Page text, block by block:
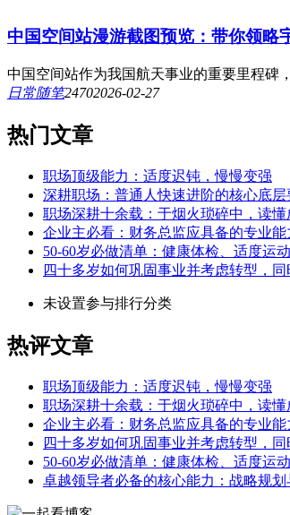
中国空间站漫游截图预览：带你领略
中国空间站作为我国航天事业的重要里程碑
日常随笔24702026-02-27
热门文章
职场顶级能力：适度迟钝，慢慢变强
深耕职场：普通人快速进阶的核心底层
职场深耕十余载：于烟火琐碎中，读
企业主必看：财务总监应具备的专业能
50-60岁必做清单：健康体检、适度运
四十多岁如何巩固事业并考虑转型，同
未设置参与排行分类
热评文章
职场顶级能力：适度迟钝，慢慢变强
职场深耕十余载：于烟火琐碎中，读
企业主必看：财务总监应具备的专业能
四十多岁如何巩固事业并考虑转型，同
50-60岁必做清单：健康体检、适度运
卓越领导者必备的核心能力：战略规划